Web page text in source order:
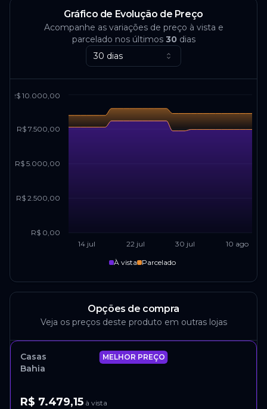
Gráfico de Evolução de Preço
Acompanhe as variações de preço à vista e
parcelado nos últimos 30dias
30 dias
14 jul 22 jul 30 jul 10 ago
R$ 0,00
R$ 2.500,00
R$ 5.000,00
R$ 7.500,00
R$ 10.000,00
À vista Parcelado
Opções de compra
Veja os preços deste produto em outras lojas
Casas
Bahia
MELHOR PREÇO
R$ 7.479,15 à vista